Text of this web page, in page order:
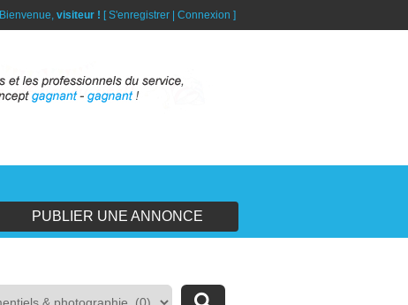
Bienvenue, visiteur ! [S'enregistrer Connexion ]
PUBLIER UNE ANNONCE